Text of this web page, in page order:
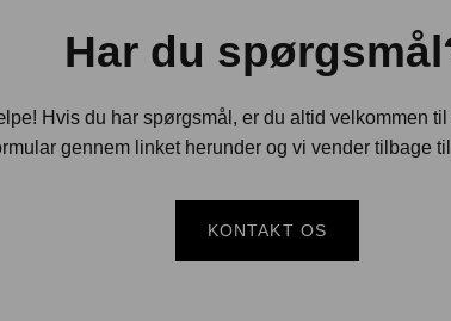
Har du
Hvis du har spørgsmål, er du altid velkommen
gennem linket herunder og vi vender tilbage
KONTAKT OS